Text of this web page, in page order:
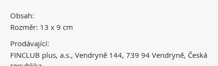
Obsah:
Rozměr: 13 x 9 cm
Prodávající:
FINCLUB plus, a.s., Vendryně 144, 739 94 Vendryně, Česká